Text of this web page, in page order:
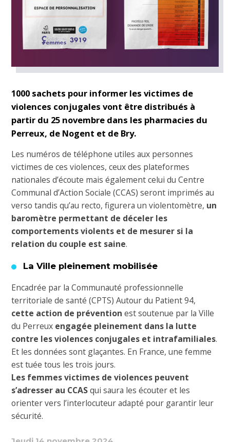
1000 sachets pour informer les victimes de
violences conjugales vont être distribués à
partir du 25 novembre dans les pharmacies du
Perreux, de Nogent et de Bry.
Les numéros de téléphone utiles aux personnes
victimes de ces violences, ceux des plateformes
nationales d’écoute mais également celui du Centre
Communal d’Action Sociale (CCAS) seront imprimés au
verso tandis qu’au recto, figurera un violentomètre, un
baromètre permettant de déceler les
comportements violents et de mesurer si la
relation du couple est saine.
La Ville pleinement mobilisée
Encadrée par la Communauté professionnelle
territoriale de santé (CPTS) Autour du Patient 94,
cette action de préventionest soutenue par la Ville
du Perreux engagée pleinement dans la lutte
contre les violences conjugales et intrafamiliales.
Et les données sont glaçantes. En France, une femme
est tuée tous les trois jours.
Les femmes victimes de violences peuvent
s’adresser au CCASqui saura les écouter et les
orienter vers l’interlocuteur adapté pour garantir leur
sécurité.